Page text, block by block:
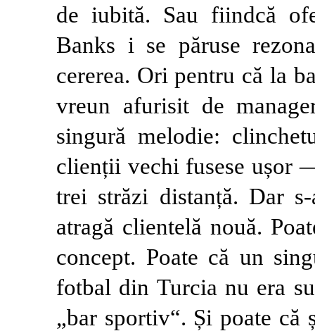
de iubită. Sau fiindcă
Banks i se păruse
cererea. Ori pentru că la
vreun afurisit de
singură melodie:
clienții vechi fusese ușor
trei străzi distanță. Dar
atragă clientelă nouă.
concept. Poate că un
fotbal din Turcia nu era
„bar sportiv“. Și poate că